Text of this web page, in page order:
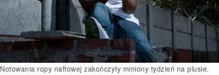
Notowania ropy naftowej zakończyły miniony tydzień na plusie.